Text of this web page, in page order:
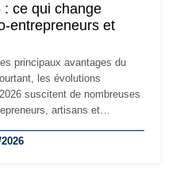
: ce qui change
entrepreneurs et
principaux avantages du
les évolutions
suscitent de nombreuses
artisans et
la TVA : les règles